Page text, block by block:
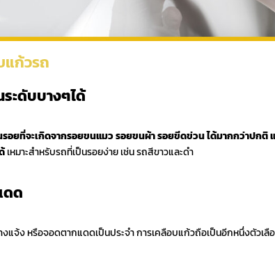
แก้วรถ
ะดับบางๆได้
อยที่จะเกิดจากรอยขนแมว รอยขนผ้า รอยขีดข่วน ได้มากกว่าปกติ
เหมาะสำหรับรถที่เป็นรอยง่าย เช่น รถสีขาวและดำ
ดด
จ้ง หรือจอดตากแดดเป็นประจำ การเคลือบแก้วถือเป็นอีกหนึ่งตัวเลื